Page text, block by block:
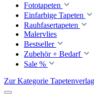
Fototapeten
Einfarbige Tapeten
Rauhfasertapeten
Malervlies
Bestseller
Zubehör + Bedarf
Sale %
Zur Kategorie